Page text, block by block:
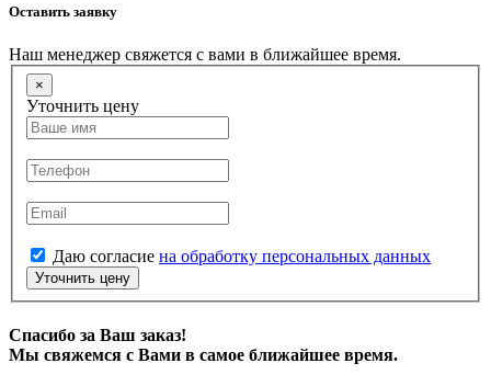
Оставить заявку
Наш менеджер свяжется с вами в ближайшее время.
×
Уточнить цену
Даю согласие на обработку персональных данных
Уточнить цену
Спасибо за Ваш заказ!
Мы свяжемся с Вами в самое ближайшее время.